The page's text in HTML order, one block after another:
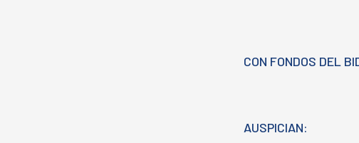
CON FONDOS DEL
AUSPICIAN: